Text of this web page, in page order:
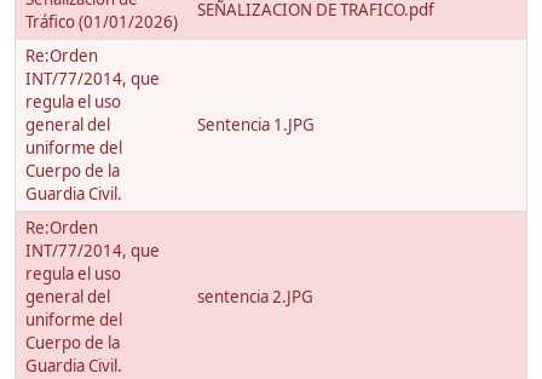
Tráfico (01/01/2026)
SEÑALIZACION DE TRAFICO.pdf
Re:Orden
INT/77/2014, que
regula el uso
general del
uniforme del
Cuerpo de la
Guardia Civil.
Sentencia 1.JPG
Re:Orden
INT/77/2014, que
regula el uso
general del
uniforme del
Cuerpo de la
Guardia Civil.
sentencia 2.JPG